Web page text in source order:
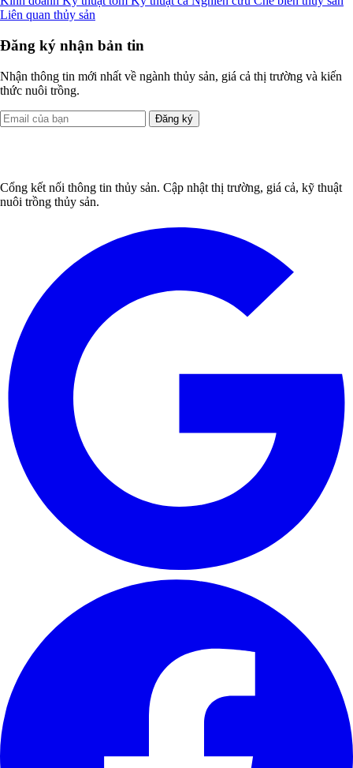
Liên quan thủy sản
Đăng ký nhận bản tin
Nhận thông tin mới nhất về ngành thủy sản, giá cả thị trường và kiến
thức nuôi trồng.
Đăng ký
Cổng kết nối thông tin thủy sản. Cập nhật thị trường, giá cả, kỹ thuật
nuôi trồng thủy sản.